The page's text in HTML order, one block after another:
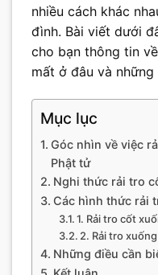
nhiều cách khác
đình. Bài viết dưới
cho bạn thông tin
mất ở đâu và
Mục lục
Góc nhìn về việc
Phật tử
Nghi thức rải tro
Các hình thức rải
1. Rải tro cốt
2. Rải tro
Những điều cần